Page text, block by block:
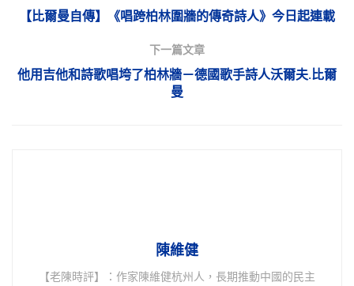
【比爾曼自傳】《唱跨柏林圍牆的傳奇詩人》今日起連載
下一篇文章
他用吉他和詩歌唱垮了柏林牆－德國歌手詩人沃爾夫.比爾
曼
陳維健
【老陳時評】：作家陳維健杭州人，長期推動中國的民主